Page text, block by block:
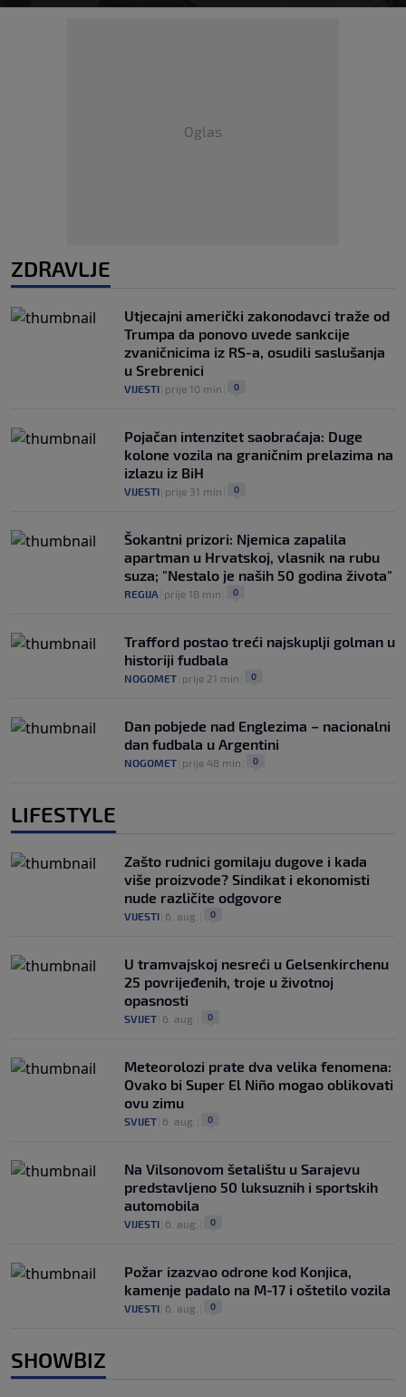
Oglas
ZDRAVLJE
Utjecajni američki zakonodavci traže od
Trumpa da ponovo uvede sankcije
zvaničnicima iz RS-a, osudili saslušanja
u Srebrenici
VIJESTI prije 10 min 0
Pojačan intenzitet saobraćaja: Duge
kolone vozila na graničnim prelazima na
izlazu iz BiH
VIJESTI prije 31 min 0
Šokantni prizori: Njemica zapalila
apartman u Hrvatskoj, vlasnik na rubu
suza; "Nestalo je naših 50 godina života"
REGIJA prije 18 min 0
Trafford postao treći najskuplji golman u
historiji fudbala
NOGOMET prije 21 min 0
Dan pobjede nad Englezima – nacionalni
dan fudbala u Argentini
NOGOMET prije 48 min 0
LIFESTYLE
Zašto rudnici gomilaju dugove i kada
više proizvode? Sindikat i ekonomisti
nude različite odgovore
VIJESTI 6. aug. 0
U tramvajskoj nesreći u Gelsenkirchenu
25 povrijeđenih, troje u životnoj
opasnosti
SVIJET 6. aug. 0
Meteorolozi prate dva velika fenomena:
Ovako bi Super El Niño mogao oblikovati
ovu zimu
SVIJET 6. aug. 0
Na Vilsonovom šetalištu u Sarajevu
predstavljeno 50 luksuznih i sportskih
automobila
VIJESTI 6. aug. 0
Požar izazvao odrone kod Konjica,
kamenje padalo na M-17 i oštetilo vozila
VIJESTI 6. aug. 0
SHOWBIZ